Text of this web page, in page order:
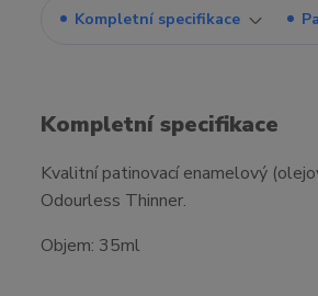
Kompletní specifikace
Kompletní specifikace
Kvalitní patinovací enamelový
Odourless Thinner.
Objem: 35ml